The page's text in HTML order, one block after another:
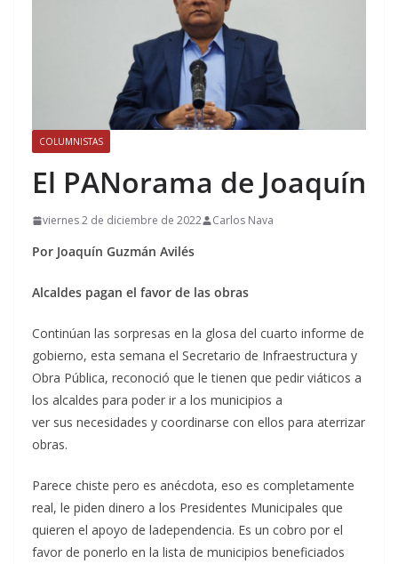
COLUMNISTAS
El PANorama de Joaquín
viernes 2 de diciembre de 2022 Carlos Nava
Por Joaquín Guzmán Avilés
Alcaldes pagan el favor de las obras
Continúan las sorpresas en la glosa del cuarto informe de
gobierno, esta semana el Secretario de Infraestructura y
Obra Pública, reconoció que le tienen que pedir viáticos a
los alcaldes para poder ir a los municipios a
ver sus necesidades y coordinarse con ellos para aterrizar
obras.
Parece chiste pero es anécdota, eso es completamente
real, le piden dinero a los Presidentes Municipales que
quieren el apoyo de ladependencia. Es un cobro por el
favor de ponerlo en la lista de municipios beneficiados